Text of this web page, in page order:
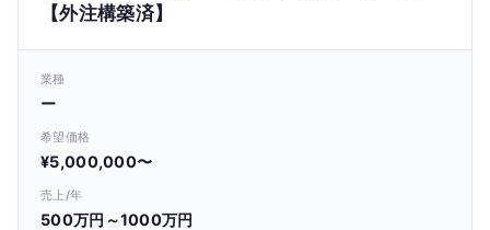
【外注構築済】
業種
ー
希望価格
¥5,000,000〜
売上/年
500万円～1000万円